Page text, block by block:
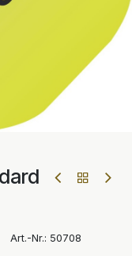
Art.-Nr.: 50708